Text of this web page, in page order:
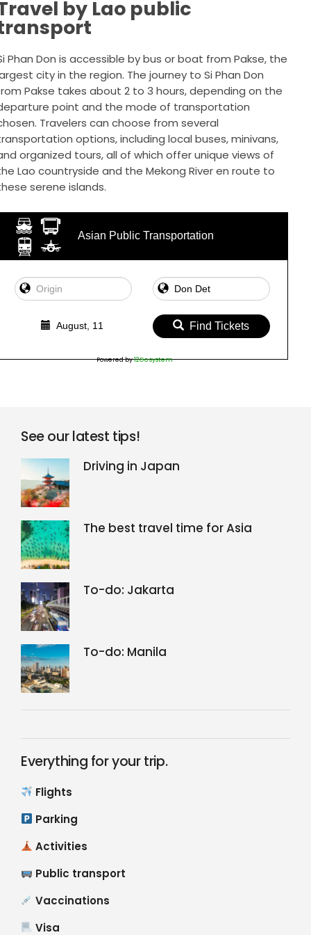
by Lao public
Phan Don is accessible by bus or boat from Pakse, the
city in the region. The journey to Si Phan Don
Pakse takes about 2 to 3 hours, depending on the
point and the mode of transportation
Travelers can choose from several
options, including local buses, minivans,
organized tours, all of which offer unique views of
Lao countryside and the Mekong River en route to
serene islands.
Asian Public Transportation
August, 11 Find Tickets
Powered by12Go system
See our latest tips!
Driving in Japan
The best travel time for Asia
To-do: Jakarta
To-do: Manila
Everything for your trip.
Flights
Parking
Activities
Public transport
Vaccinations
Visa